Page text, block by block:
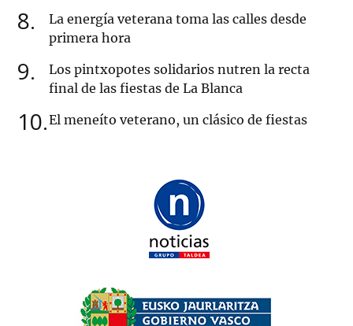
8
La energía veterana toma las calles desde
primera hora
9
Los pintxopotes solidarios nutren la recta
final de las fiestas de La Blanca
10 El meneíto veterano, un clásico de fiestas